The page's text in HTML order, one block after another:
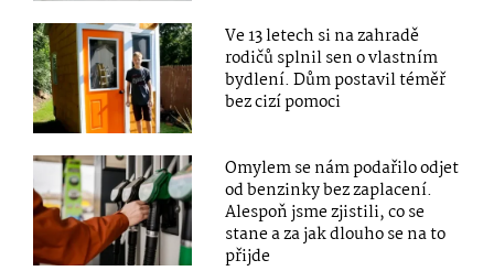
Ve 13 letech si na zahradě
rodičů splnil sen o vlastním
bydlení. Dům postavil téměř
bez cizí pomoci
Omylem se nám podařilo odjet
od benzinky bez zaplacení.
Alespoň jsme zjistili, co se
stane a za jak dlouho se na to
přijde